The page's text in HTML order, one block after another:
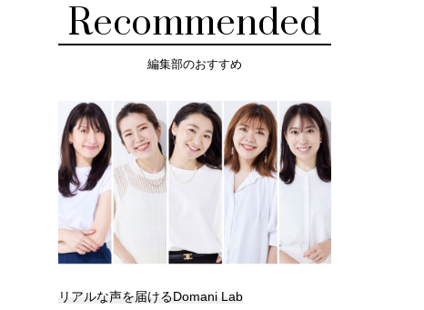
Recommended
編集部のおすすめ
リアルな声を届けるDomani Lab